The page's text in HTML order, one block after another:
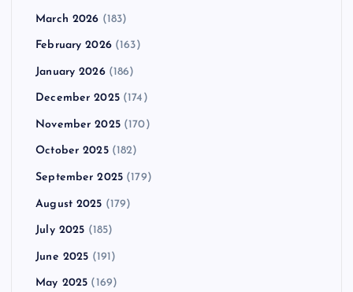
March 2026 (183)
February 2026(163)
January 2026(186)
December 2025(174)
November 2025(170)
October 2025(182)
September 2025 (179)
August 2025 (179)
July 2025 (185)
June 2025 (191)
May 2025 (169)